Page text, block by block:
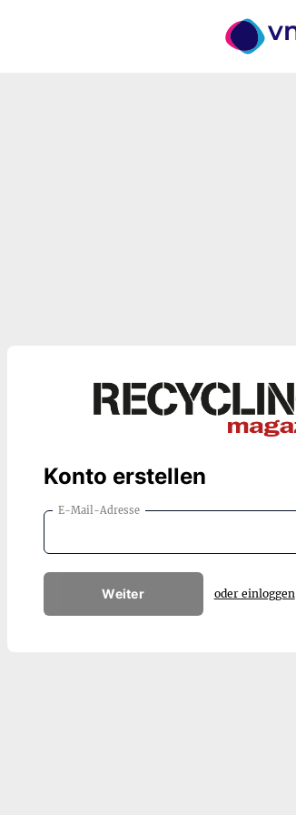
Konto erstellen
E-Mail-Adresse
Weiter oder einloggen